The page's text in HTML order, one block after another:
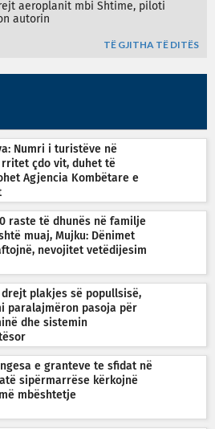
aeroplanit mbi Shtime, piloti
autorin
TË GJITHA TË DITËS
Numri i turistëve në
rritet çdo vit, duhet të
Agjencia Kombëtare e
raste të dhunës në familje
muaj, Mujku: Dënimet
nevojitet vetëdijesim
drejt plakjes së popullsisë,
paralajmëron pasoja për
dhe sistemin
e granteve te sfidat në
sipërmarrëse kërkojnë
mbështetje